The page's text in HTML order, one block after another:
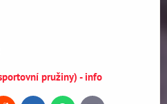
pružiny) - info